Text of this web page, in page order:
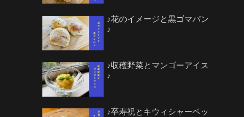
♪花のイメージと黒ゴマパン
♪
♪収穫野菜とマンゴーアイス
♪
♪卒寿祝とキウィシャーベッ